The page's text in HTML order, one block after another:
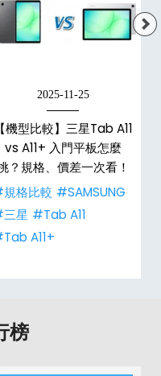
2025-11-25
【機型比較】三星Tab A11
vs A11+ 入門平板怎麼
？規格、價差一次看！
格比較 #SAMSUNG
星 #Tab A11
A11+
榜